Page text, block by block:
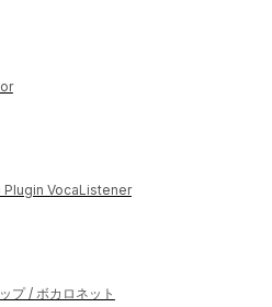
Plugin VocaListener
プ / ボカロネット